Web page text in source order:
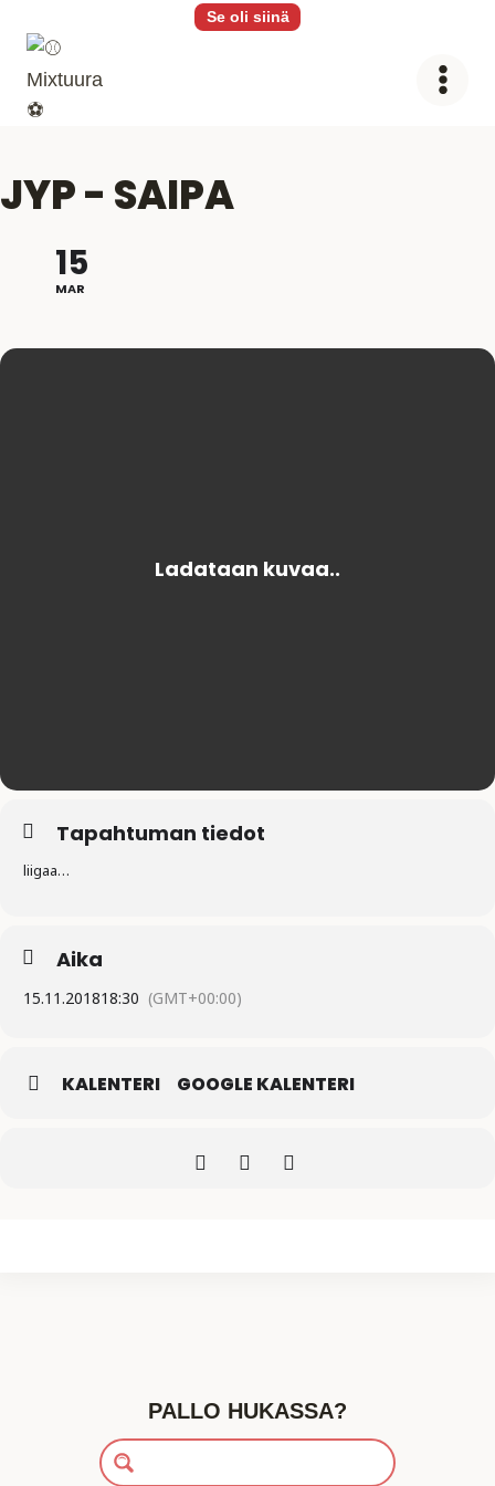
sisältöön
Se oli siinä
JYP - SAIPA
15
MAR
Tapahtuman tiedot
liigaa…
Aika
15.11.201818:30 (GMT+00:00)
KALENTERI GOOGLE KALENTERI
PALLO HUKASSA?